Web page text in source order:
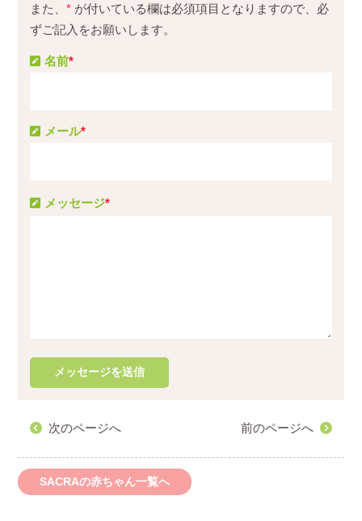
また、* が付いている欄は必須項目となりますので、必
ずご記入をお願いします。
メッセージ*
名前*
メール*
次のページへ 前のページへ
SACRAの赤ちゃん一覧へ